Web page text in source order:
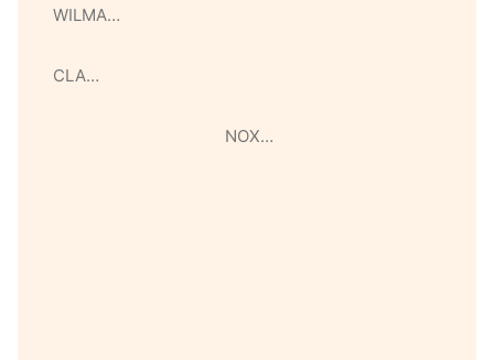
WILMA…
CLA…
NOX…